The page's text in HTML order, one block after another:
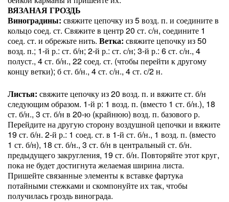
ВЯЗАНАЯ ГРОЗДЬ
Виноградины: свяжите цепочку из 5 возд. п. и соедините в
кольцо соед. ст. Свяжите в центр 20 ст. с/н, соедините 1
соед. ст. и обрежьте нить. Ветка: свяжите цепочку из 50
возд. п.; 1-й р.: ст. б/н; 2-й р.: ст. с/н; 3-й р.: 6 ст. с/н., 4
полуст., 4 ст. б/н., 22 соед. ст. (чтобы перейти к другому
концу ветки); б ст. б/н., 4 ст. с/н., 4 ст. с/2 н.
Листья: свяжите цепочку из 20 возд. п. и вяжите ст. б/н
следующим образом. 1-й р: 1 возд. п. (вместо 1 ст. б/н.), 18
ст. б/н., 3 ст. б/н в 20-ю (крайнюю) возд. п. базового р.
Перейдите на другую сторону воздушной цепочки и вяжите
19 ст. б/н. 2-й р.: 1 соед. ст. в 1-й ст. б/н., 1 возд. п. (вместо
1 ст. б/н), 18 ст. б/н., 3 ст. б/н в центральный ст. б/н.
предыдущего закругления, 19 ст. б/н. Повторяйте этот круг,
пока не будет достигнута желаемая ширина листа.
Пришейте связанные элементы к вставке фартука
потайными стежками и скомпонуйте их так, чтобы
получилась гроздь винограда.